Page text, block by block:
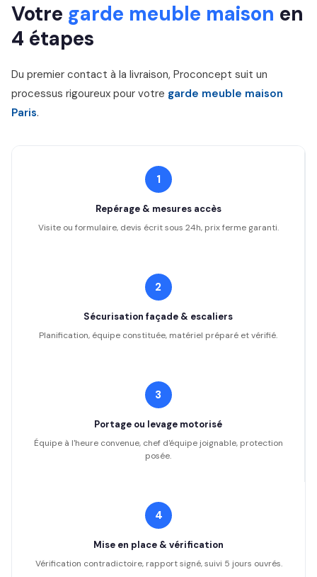
Votre garde meuble maison en
4 étapes
Du premier contact à la livraison, Proconcept suit un
processus rigoureux pour votre garde meuble maison
Paris.
1
Repérage & mesures accès
Visite ou formulaire, devis écrit sous 24h, prix ferme garanti.
2
Sécurisation façade & escaliers
Planification, équipe constituée, matériel préparé et vérifié.
3
Portage ou levage motorisé
Équipe à l'heure convenue, chef d'équipe joignable, protection
posée.
4
Mise en place & vérification
Vérification contradictoire, rapport signé, suivi 5 jours ouvrés.